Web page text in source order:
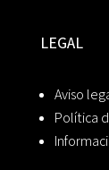
LEGAL
Aviso
Política